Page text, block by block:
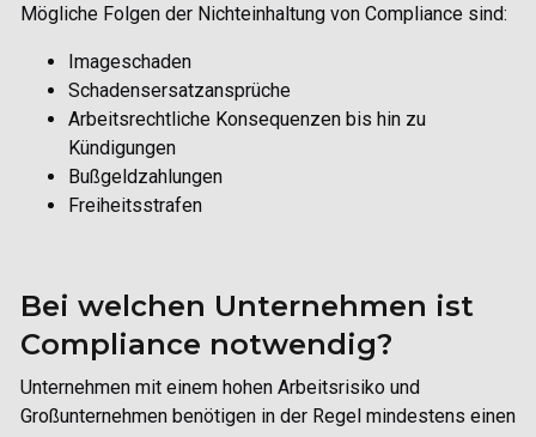
Mögliche Folgen der Nichteinhaltung von Compliance sind:
Imageschaden
Schadensersatzansprüche
Arbeitsrechtliche Konsequenzen bis hin zu
Kündigungen
Bußgeldzahlungen
Freiheitsstrafen
Bei welchen Unternehmen ist
Compliance notwendig?
Unternehmen mit einem hohen Arbeitsrisiko und
Großunternehmen benötigen in der Regel mindestens einen